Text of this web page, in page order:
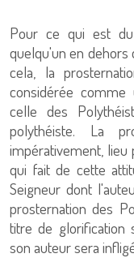
Pour ce qui est
quelqu'un en dehors
cela, la
considérée
celle des
polythéiste. La
impérativement, lieu
qui fait de cette
Seigneur dont
prosternation des
titre de glorification
son auteur sera